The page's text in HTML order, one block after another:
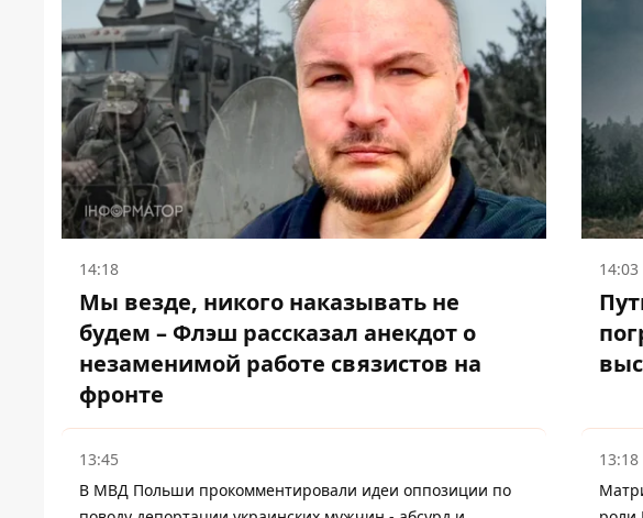
14:18
Мы везде, никого наказывать не
будем – Флэш рассказал анекдот о
незаменимой работе связистов на
фронте
14:03
13:45
В МВД Польши прокомментировали идеи оппозиции по
13:18